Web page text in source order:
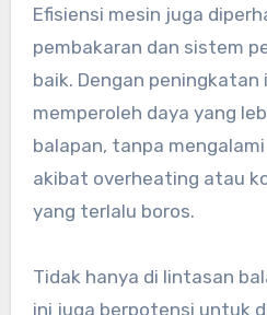
Efisiensi mesin juga
pembakaran dan sistem
baik. Dengan
memperoleh daya yang
balapan, tanpa
akibat overheating atau
yang terlalu boros.
Tidak hanya di lintasan
ini juga berpotensi untuk